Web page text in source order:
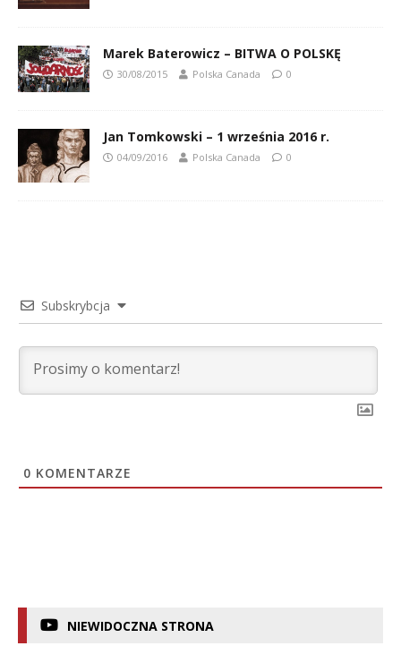
Marek Baterowicz – BITWA O POLSKĘ
30/08/2015 Polska Canada 0
Jan Tomkowski – 1 września 2016 r.
04/09/2016 Polska Canada 0
Subskrybcja
0 KOMENTARZE
NIEWIDOCZNA STRONA